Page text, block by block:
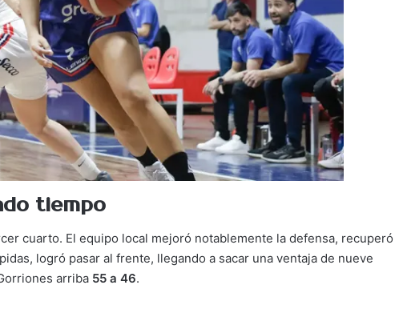
tiempo
cuarto. El equipo local mejoró notablemente la defensa, recuperó
logró pasar al frente, llegando a sacar una ventaja de nueve
arriba 55 a 46.